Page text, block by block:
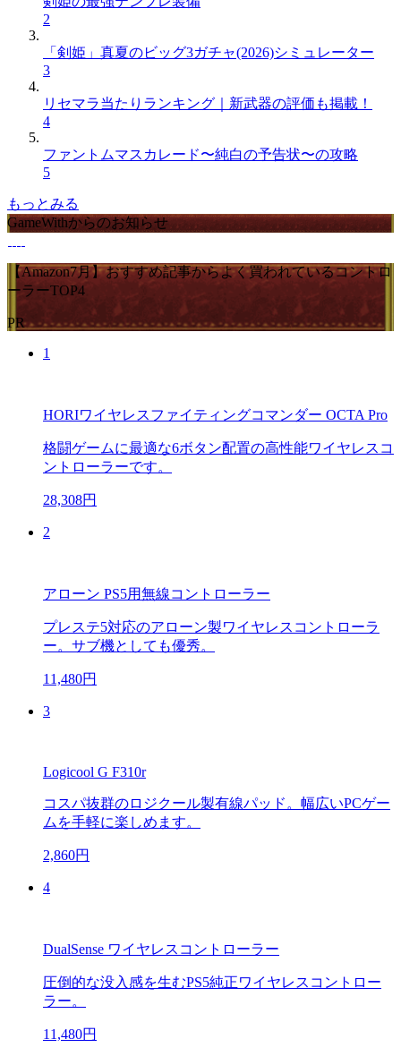
2
「剣姫」真夏のビッグ3ガチャ(2026)シミュレーター
3
リセマラ当たりランキング｜新武器の評価も掲載！
4
ファントムマスカレード〜純白の予告状〜の攻略
5
もっとみる
GameWithからのお知らせ
【Amazon7月】おすすめ記事からよく買われているコントロ
ーラーTOP4
PR
1
HORIワイヤレスファイティングコマンダー OCTA Pro
格闘ゲームに最適な6ボタン配置の高性能ワイヤレスコ
ントローラーです。
28,308円
2
アローン PS5用無線コントローラー
プレステ5対応のアローン製ワイヤレスコントローラ
ー。サブ機としても優秀。
11,480円
3
Logicool G F310r
コスパ抜群のロジクール製有線パッド。幅広いPCゲー
ムを手軽に楽しめます。
2,860円
4
DualSense ワイヤレスコントローラー
圧倒的な没入感を生むPS5純正ワイヤレスコントロー
ラー。
11,480円